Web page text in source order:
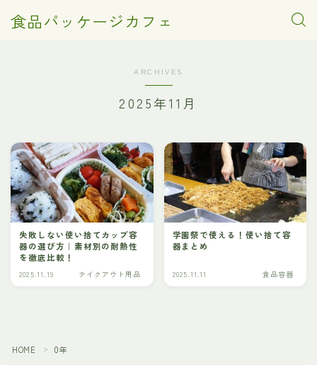
食品パッケージカフェ
ARCHIVES
2025年11月
失敗しない使い捨てカップ容
器の選び方｜素材別の耐熱性
を徹底比較！
2025.11.19 テイクアウト用品
学園祭で使える！使い捨て容
器まとめ
2025.11.11 食品容器
HOME ＞ 0年